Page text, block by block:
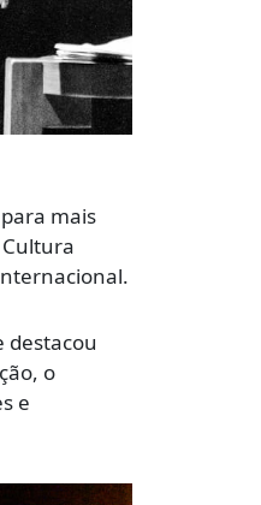
para mais
destacou
o
e